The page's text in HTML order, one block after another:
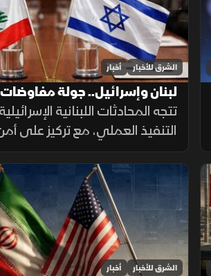
الشرق للأخبار أخبار
لبنان وإسرائيل.. جولة
تتجه المحادثات اللبنانية
التنفيذ العملي، مع تركيز على
وترتيبات انتشار القوات، والحدود
تحديات تتعلق بالضمانات
الاتفاقات إلى واقع مستدام.
الشرق للأخبار أخبار